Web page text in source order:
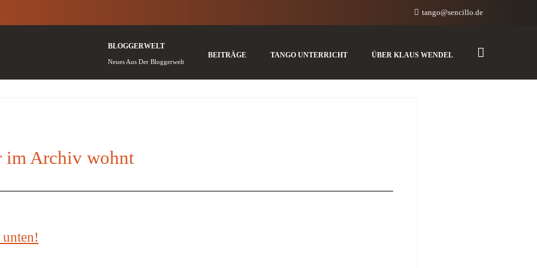
tango@sencillo.de
BLOGGERWELT
Neues Aus Der Bloggerwelt
BEITRÄGE TANGO UNTERRICHT ÜBER KLAUS WENDEL
im Archiv wohnt